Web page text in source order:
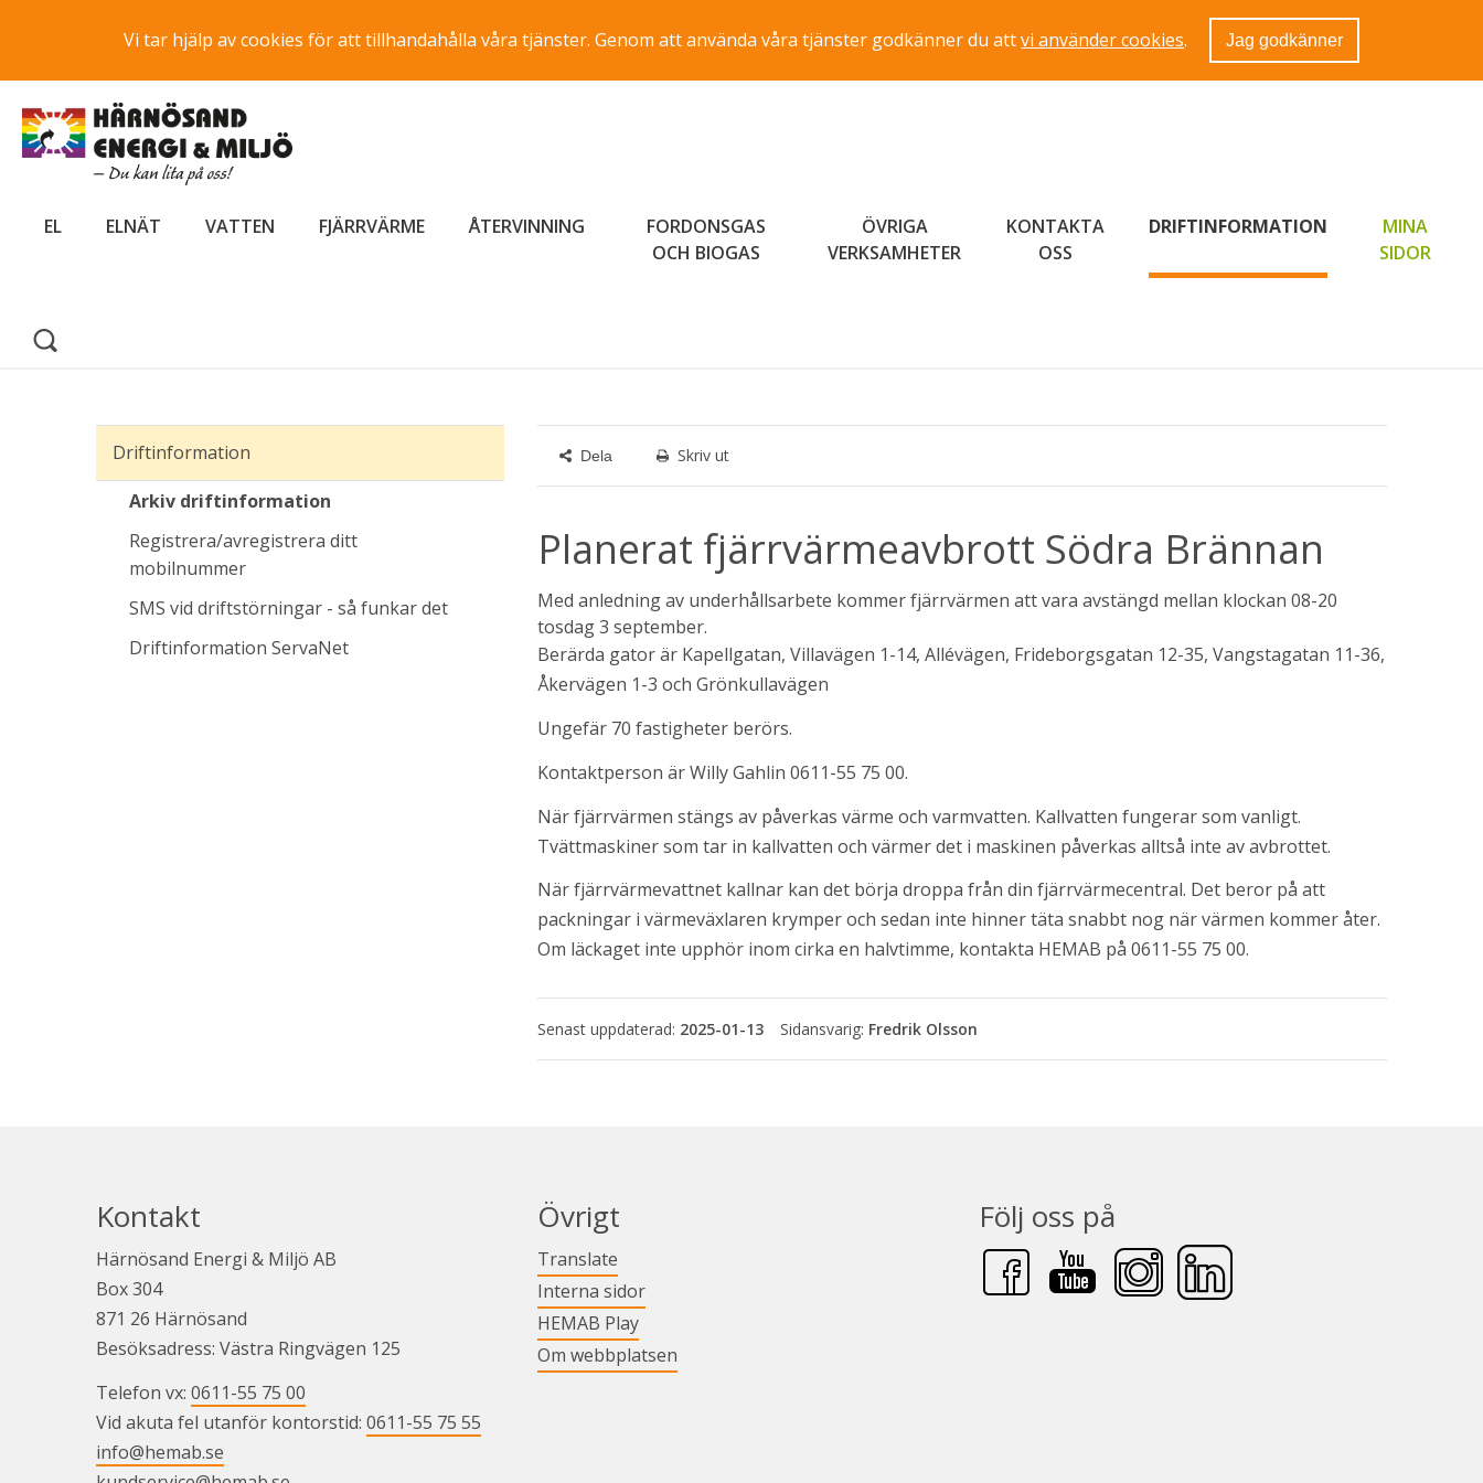
Vi tar hjälp av cookies för att tillhandahålla våra tjänster. Genom att använda våra tjänster godkänner du attvi använder cookies. Jag godkänner
EL ELNÄT VATTEN FJÄRRVÄRME ÅTERVINNING
FORDONSGAS
OCH BIOGAS
ÖVRIGA
VERKSAMHETER
KONTAKTA
OSS
DRIFTINFORMATION
MINA
SIDORLÄNK
Driftinformation
Arkiv driftinformation
Registrera/avregistrera ditt
mobilnummer
SMS vid driftstörningar - så funkar det
Driftinformation ServaNetLänk till annan webbplats.
Dela Skriv ut
Planerat fjärrvärmeavbrott Södra Brännan
Med anledning av underhållsarbete kommer fjärrvärmen att vara avstängd mellan klockan 08-20
tosdag 3 september.
Berärda gator är Kapellgatan, Villavägen 1-14, Allévägen, Frideborgsgatan 12-35, Vangstagatan 11-36,
Åkervägen 1-3 och Grönkullavägen
Ungefär 70 fastigheter berörs.
Kontaktperson är Willy Gahlin 0611-55 75 00.
När fjärrvärmen stängs av påverkas värme och varmvatten. Kallvatten fungerar som vanligt.
Tvättmaskiner som tar in kallvatten och värmer det i maskinen påverkas alltså inte av avbrottet.
När fjärrvärmevattnet kallnar kan det börja droppa från din fjärrvärmecentral. Det beror på att
packningar i värmeväxlaren krymper och sedan inte hinner täta snabbt nog när värmen kommer åter.
Om läckaget inte upphör inom cirka en halvtimme, kontakta HEMAB på 0611-55 75 00.
Senast uppdaterad: 2025-01-13 Fredrik Olsson
Kontakt
Härnösand Energi & Miljö AB
Box 304
871 26 Härnösand
Besöksadress: Västra Ringvägen 125
Telefon vx: 0611-55 75 00
Vid akuta fel utanför kontorstid: 0611-55 75 55
info@hemab.se
Övrigt
Translate
Interna sidorLänk till annan webbplats.
HEMAB PlayLänk till annan webbplats.
Om webbplatsen
Följ oss på